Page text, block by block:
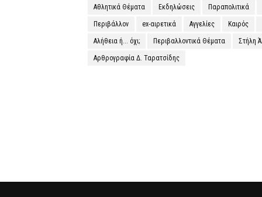
Αθλητικά Θέματα Εκδηλώσεις Παραπολιτικά
Περιβάλλον ex-αιρετικά Αγγελίες Καιρός
Αλήθεια ή... όχι; Περιβαλλοντικά Θέματα Στήλη
Αρθρογραφία Δ. Ταρατσίδης